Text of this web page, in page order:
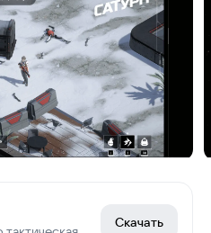
Скачать